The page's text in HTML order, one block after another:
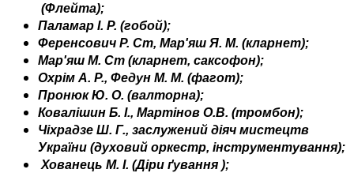
(Флейта);
Паламар І. Р. (гобой);
Ференсович Р. Ст, Мар'яш Я. М. (кларнет);
Мар'яш М. Ст (кларнет, саксофон);
Охрім А. Р., Федун М. М. (фагот);
Пронюк Ю. О. (валторна);
Ковалішин Б. І., Мартінов О.В. (тромбон);
Чіхрадзе Ш. Г., заслужений діяч мистецтв
України (духовий оркестр, інструментування);
Хованець М. І. (Діри ґування );